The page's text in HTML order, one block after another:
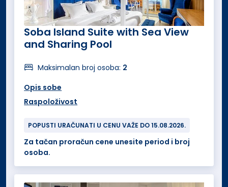
Soba Island Suite with Sea View
and Sharing Pool
Maksimalan broj osoba: 2
Opis sobe
Raspoloživost
POPUSTI URAČUNATI U CENU VAŽE DO 15.08.2026.
Za tačan proračun cene unesite period i broj
osoba.